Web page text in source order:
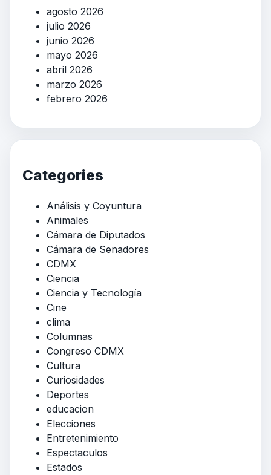
agosto 2026
julio 2026
junio 2026
mayo 2026
abril 2026
marzo 2026
febrero 2026
Categories
Análisis y Coyuntura
Animales
Cámara de Diputados
Cámara de Senadores
CDMX
Ciencia
Ciencia y Tecnología
Cine
clima
Columnas
Congreso CDMX
Cultura
Curiosidades
Deportes
educacion
Elecciones
Entretenimiento
Espectaculos
Estados